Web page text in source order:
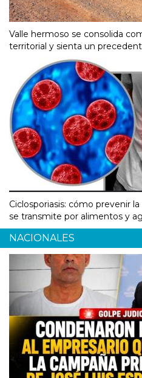
Valle hermoso se consolida
territorial y sienta un
Ciclosporiasis: cómo prevenir
se transmite por alimentos y
NACIONALES